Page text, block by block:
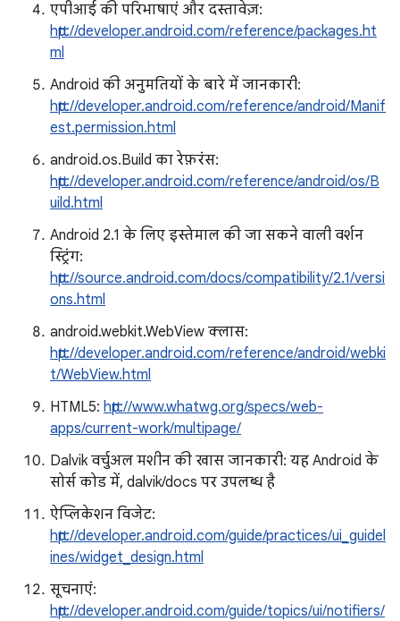
एपीआई की परिभाषाएं और दस्तावेज़:
http://developer.android.com/reference/packages.ht
ml
Android की अनुमतियों के बारे में जानकारी:
http://developer.android.com/reference/android/Manif
est.permission.html
android.os.Build का रेफ़रंस:
http://developer.android.com/reference/android/os/B
uild.html
Android 2.1 के लिए इस्तेमाल की जा सकने वाली वर्शन
स्ट्रिंग:
http://source.android.com/docs/compatibility/2.1/versi
ons.html
android.webkit.WebView क्लास:
http://developer.android.com/reference/android/webki
t/WebView.html
HTML5: http://www.whatwg.org/specs/web-
apps/current-work/multipage/
Dalvik वर्चुअल मशीन की खास जानकारी: यह Android के
सोर्स कोड में, dalvik/docs पर उपलब्ध है
ऐप्लिकेशन विजेट:
http://developer.android.com/guide/practices/ui_guidel
ines/widget_design.html
सूचनाएं:
http://developer.android.com/guide/topics/ui/notifiers/